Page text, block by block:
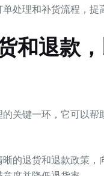
处理和补货流程，提
和退款
关键一环，它可以
晰的退货和退款政策，